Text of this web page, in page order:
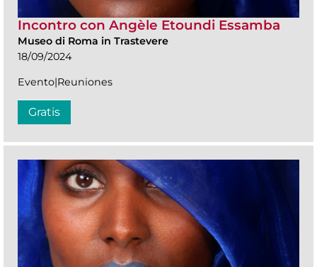
Incontro con Angèle Etoundi Essamba
Museo di Roma in Trastevere
18/09/2024
Evento|Reuniones
Gratis